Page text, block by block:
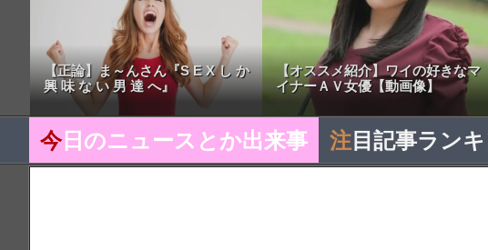
【正論】ま～んさん『S E X し か
興 味 な い 男 達 へ』
【オススメ紹介】ワイの好きなマ
イナーＡＶ女優【動画像】
今日のニュースとか出来事 注 目記事ラン